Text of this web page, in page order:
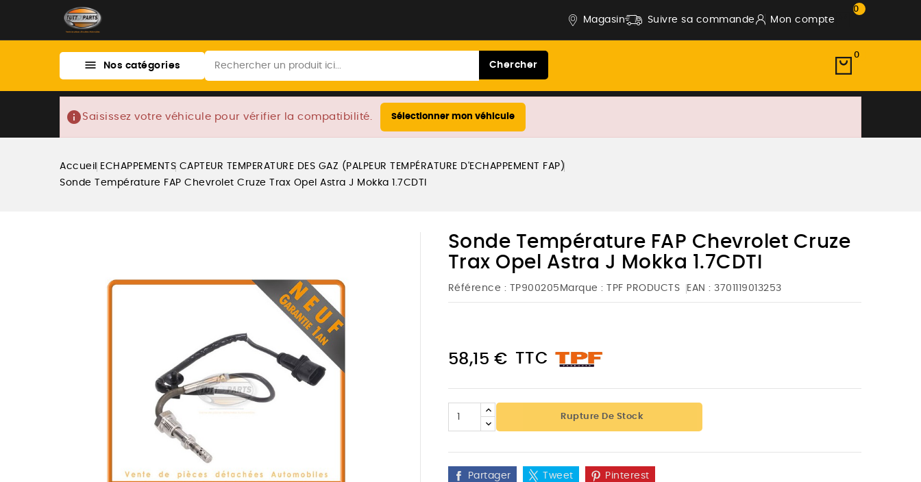
Magasin Suivre sa commande Mon compte
0
 Nos catégories Chercher
0
info Saisissez votre véhicule pour vérifier la compatibilité. Sélectionner mon véhicule
Accueil ECHAPPEMENTS CAPTEUR TEMPERATURE DES GAZ (PALPEUR TEMPÉRATURE D'ECHAPPEMENT FAP)
Sonde Température FAP Chevrolet Cruze Trax Opel Astra J Mokka 1.7CDTI
Sonde Température FAP Chevrolet Cruze
Trax Opel Astra J Mokka 1.7CDTI
Référence : TP900205 Marque : TPF PRODUCTS EAN : 3701119013253
58,15 € TTC
Rupture De Stock
Partager Tweet Pinterest